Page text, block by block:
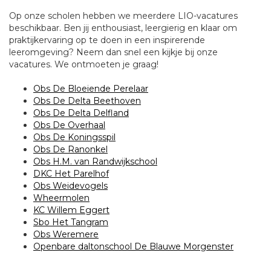
Op onze scholen hebben we meerdere LIO-vacatures
beschikbaar. Ben jij enthousiast, leergierig en klaar om
praktijkervaring op te doen in een inspirerende
leeromgeving? Neem dan snel een kijkje bij onze
vacatures. We ontmoeten je graag!
Obs De Bloeiende Perelaar
Obs De Delta Beethoven
Obs De Delta Delfland
Obs De Overhaal
Obs De Koningsspil
Obs De Ranonkel
Obs H.M. van Randwijkschool
DKC Het Parelhof
Obs Weidevogels
Wheermolen
KC Willem Eggert
Sbo Het Tangram
Obs Weremere
Openbare daltonschool De Blauwe Morgenster